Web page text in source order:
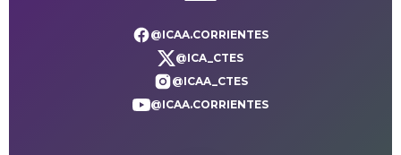
@ICAA.CORRIENTES
@ICA_CTES
@ICAA_CTES
@ICAA.CORRIENTES